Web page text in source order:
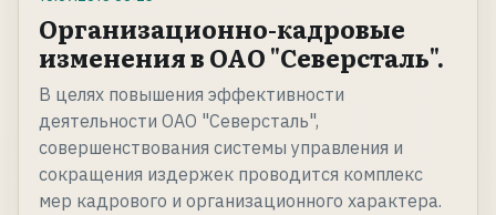
Организационно-кадровые
изменения в ОАО "Северсталь".
В целях повышения эффективности
деятельности ОАО "Северсталь",
совершенствования системы управления и
сокращения издержек проводится комплекс
мер кадрового и организационного характера.